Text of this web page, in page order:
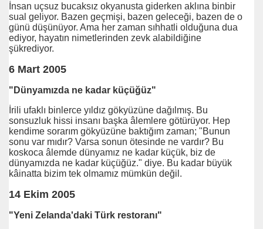
İnsan uçsuz bucaksız okyanusta giderken aklına binbir
sual geliyor. Bazen geçmişi, bazen geleceği, bazen de o
günü düşünüyor. Ama her zaman sıhhatli olduğuna dua
ediyor, hayatın nimetlerinden zevk alabildiğine
şükrediyor.
6 Mart 2005
"Dünyamızda ne kadar küçüğüz"
İrili ufaklı binlerce yıldız gökyüzüne dağılmış. Bu
sonsuzluk hissi insanı başka âlemlere götürüyor. Hep
kendime sorarım gökyüzüne baktığım zaman; "Bunun
sonu var mıdır? Varsa sonun ötesinde ne vardır? Bu
koskoca âlemde dünyamız ne kadar küçük, biz de
dünyamızda ne kadar küçüğüz." diye. Bu kadar büyük
kâinatta bizim tek olmamız mümkün değil.
14 Ekim 2005
"Yeni Zelanda'daki Türk restoranı"
Aydın ATAÇ